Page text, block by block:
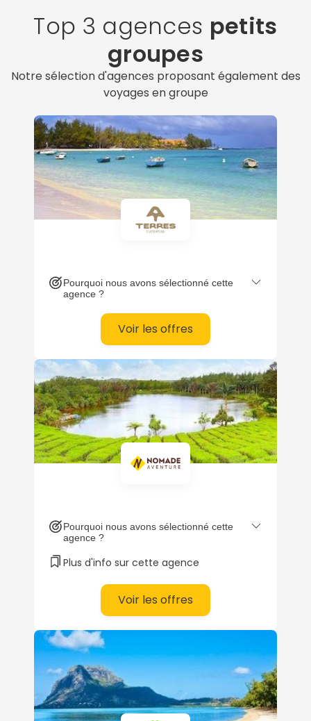
Top 3 agences petits
groupes
Notre sélection d'agences proposant également des
voyages en groupe
Pourquoi nous avons sélectionné cette
agence ?
Voir les offres
Pourquoi nous avons sélectionné cette
agence ?
Plus d'info sur cette agence
Voir les offres
Continuer avec Apple
ou connectez-vous par mail
Politique de
confidentialité.